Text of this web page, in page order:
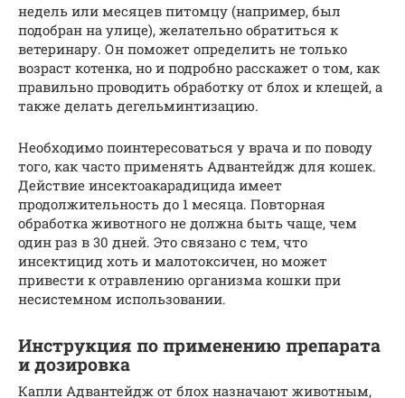
недель или месяцев питомцу (например, был
подобран на улице), желательно обратиться к
ветеринару. Он поможет определить не только
возраст котенка, но и подробно расскажет о том, как
правильно проводить обработку от блох и клещей, а
также делать дегельминтизацию.
Необходимо поинтересоваться у врача и по поводу
того, как часто применять Адвантейдж для кошек.
Действие инсектоакарадицида имеет
продолжительность до 1 месяца. Повторная
обработка животного не должна быть чаще, чем
один раз в 30 дней. Это связано с тем, что
инсектицид хоть и малотоксичен, но может
привести к отравлению организма кошки при
несистемном использовании.
Инструкция по применению препарата
и дозировка
Капли Адвантейдж от блох назначают животным,